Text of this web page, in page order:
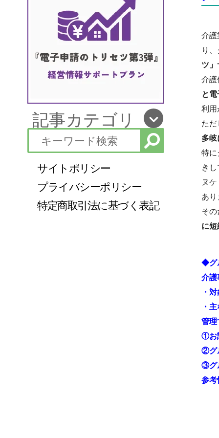
記事カテゴリ
サイトポリシー
プライバシーポリシー
特定商取引法に基づく表記
介
り
ツ
介
と
利
た
多
特
き
ヌ
あ
そ
に
◆グ
介護
・
・
管
①お
②グ
③グ
参